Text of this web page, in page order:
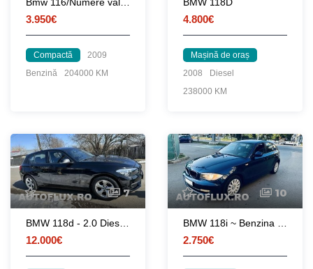
3.950€
Compactă
2009
Benzină
204000 KM
4.800€
Mașină de oraș
2008
Diesel
238000 KM
7
BMW 118d - 2.0 Diesel 2017
12.000€
10
BMW 118i ~ Benzina Euro 5 ~ A/C Senz Park Scaune Incalzite
2.750€